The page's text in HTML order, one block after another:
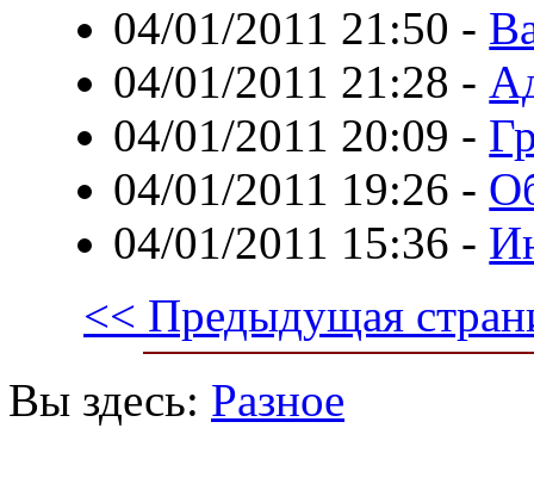
04/01/2011 21:50 -
04/01/2011 21:28 -
04/01/2011 20:09 -
04/01/2011 19:26 -
04/01/2011 15:36 -
<< Предыдущая
Вы здесь: Разное